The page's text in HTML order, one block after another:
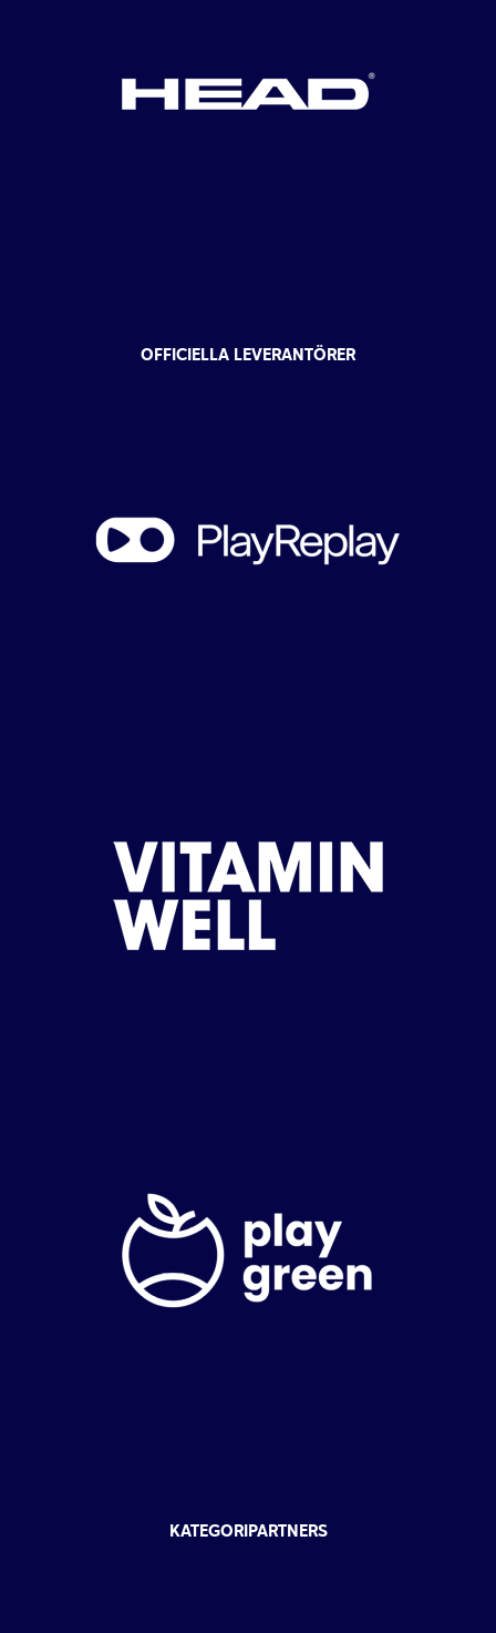
OFFICIELLA LEVERANTÖRER
KATEGORIPARTNERS